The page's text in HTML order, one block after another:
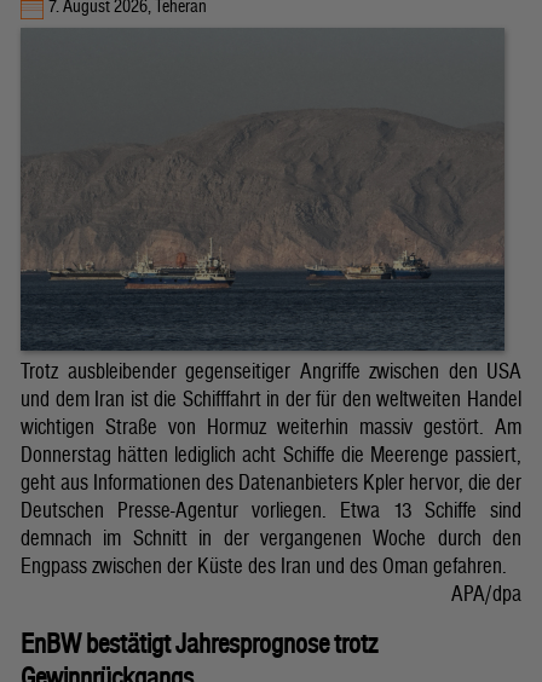
7. August 2026, Teheran
Trotz ausbleibender gegenseitiger Angriffe zwischen den USA
und dem Iran ist die Schifffahrt in der für den weltweiten Handel
wichtigen Straße von Hormuz weiterhin massiv gestört. Am
Donnerstag hätten lediglich acht Schiffe die Meerenge passiert,
geht aus Informationen des Datenanbieters Kpler hervor, die der
Deutschen Presse-Agentur vorliegen. Etwa 13 Schiffe sind
demnach im Schnitt in der vergangenen Woche durch den
Engpass zwischen der Küste des Iran und des Oman gefahren.
APA/dpa
EnBW bestätigt Jahresprognose trotz